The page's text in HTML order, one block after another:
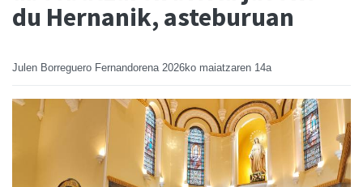
du Hernanik, asteburuan
Julen Borreguero Fernandorena 2026ko maiatzaren 14a